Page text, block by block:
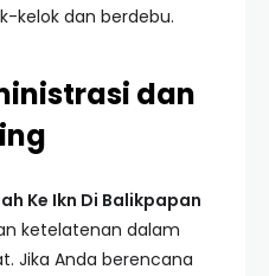
kelok dan berdebu.
dan
Ke Ikn Di Balikpapan
ketelatenan dalam
Jika Anda berencana